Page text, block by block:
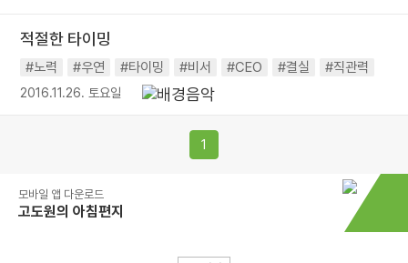
적절한 타이밍
#노력 #우연 #타이밍 #비서 #CEO #결실 #직관력
2016.11.26. 토요일
1
모바일 앱 다운로드
고도원의 아침편지